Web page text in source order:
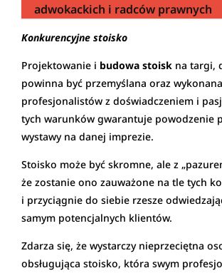
adwokackich i radców prawnych
Konkurencyjne stoisko
Projektowanie i budowa stoisk na targi,
powinna być przemyślana oraz
profesjonalistów z doświadczeniem i
tych warunków gwarantuje powodzenie
wystawy na danej imprezie.
Stoisko może być skromne, ale z
że zostanie ono zauważone na tle tych
i przyciągnie do siebie rzesze
samym potencjalnych klientów.
Zdarza się, że wystarczy nieprzeciętna
obsługująca stoisko, która swym